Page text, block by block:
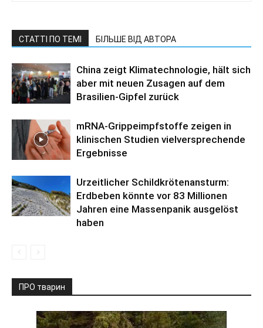
СТАТТІ ПО ТЕМІ БІЛЬШЕ ВІД АВТОРА
China zeigt Klimatechnologie, hält sich
aber mit neuen Zusagen auf dem
Brasilien-Gipfel zurück
mRNA-Grippeimpfstoffe zeigen in
klinischen Studien vielversprechende
Ergebnisse
Urzeitlicher Schildkrötenansturm:
Erdbeben könnte vor 83 Millionen
Jahren eine Massenpanik ausgelöst
haben
ПРО тварин